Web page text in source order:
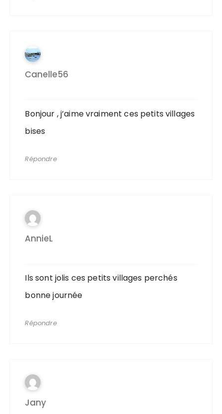
Canelle56
Bonjour , j’aime vraiment ces petits villages
bises
Répondre
AnnieL
Ils sont jolis ces petits villages perchés
bonne journée
Répondre
Jany